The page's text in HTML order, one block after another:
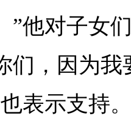
”他对子女
们，因为我
表示支持